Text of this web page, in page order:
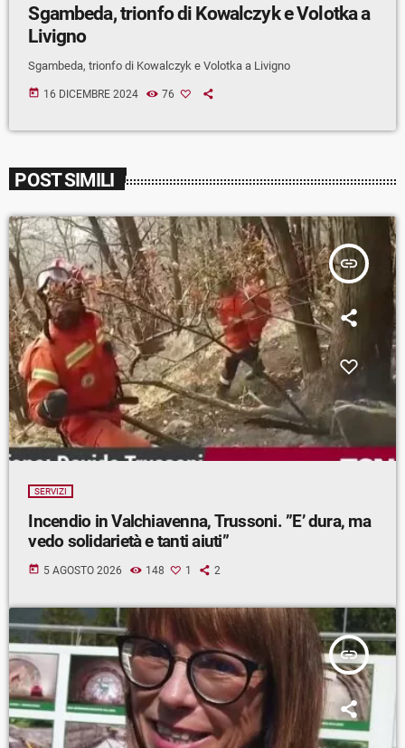
Sgambeda, trionfo di Kowalczyk e Volotka a
Livigno
Sgambeda, trionfo di Kowalczyk e Volotka a Livigno
today 16 DICEMBRE 2024 76
POST SIMILI
insert_link
SERVIZI
Incendio in Valchiavenna, Trussoni. ”E’ dura, ma
vedo solidarietà e tanti aiuti”
today 5 AGOSTO 2026 148 1 2
insert_link